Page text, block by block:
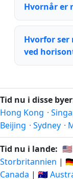
Hvornår er
Hvorfor ser
ved
Tid nu i disse
Hong Kong ·
Beijing · Sydney ·
Tid nu i lande:
Storbritannien |
Canada | 🇦🇺